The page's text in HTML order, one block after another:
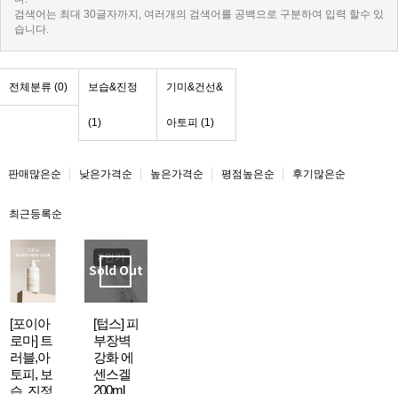
검색어는 최대 30글자까지, 여러개의 검색어를 공백으로 구분하여 입력 할수 있
습니다.
전체분류 (0) 보습&진정
(1)
기미&건선&
아토피 (1)
판매많은순 낮은가격순 높은가격순 평점높은순 후기많은순
최근등록순
[포이아
로마] 트
러블,아
토피, 보
습, 진정
Sold Out
[텁스] 피
부장벽
강화 에
센스겔
200ml
#인기